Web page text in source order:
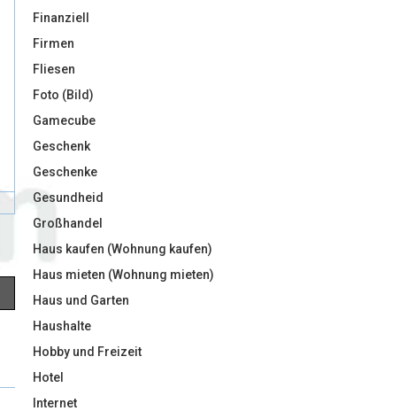
Finanziell
Firmen
Fliesen
Foto (Bild)
Gamecube
Geschenk
Geschenke
Gesundheid
Großhandel
Haus kaufen (Wohnung kaufen)
Haus mieten (Wohnung mieten)
Haus und Garten
Haushalte
Hobby und Freizeit
Hotel
Internet